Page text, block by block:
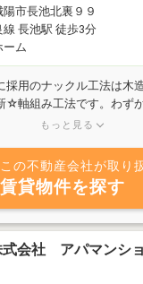
市長池北裏９９
線 長池駅 徒歩3分
ーム
採用のナックル工法は木
☆軸組み工法です。わず
の躯体強度を飛躍的に高
もっと見る
この不動産会社が取り
賃貸物件を探す
式会社 アパマンシ